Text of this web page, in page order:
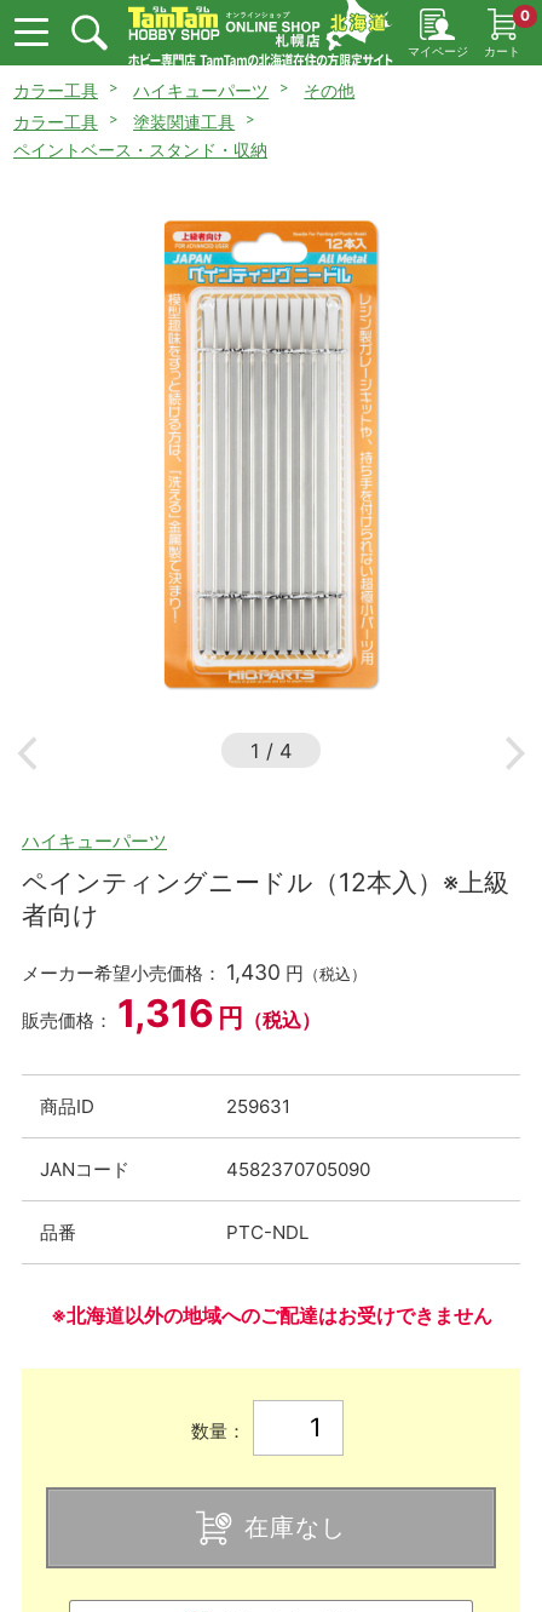
マイページ カート
0
カラー工具 ハイキューパーツ
その他
カラー工具
塗装関連工具
ペイントベース・スタンド・収納
1 / 4
ハイキューパーツ
ペインティングニードル（12本入）※上級
者向け
メーカー希望小売価格： 1,430 円 （税込）
販売価格： 1,316 円 （税込）
商品ID 259631
JANコード 4582370705090
品番 PTC-NDL
※北海道以外の地域へのご配達はお受けできません
数量：
在庫なし